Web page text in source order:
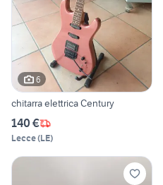
6
chitarra elettrica Century
140 €
Lecce(LE)